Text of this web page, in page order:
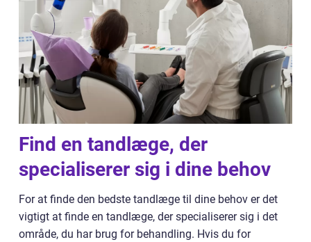
Find en tandlæge, der
specialiserer sig i dine behov
For at finde den bedste tandlæge til dine behov er det
vigtigt at finde en tandlæge, der specialiserer sig i det
område, du har brug for behandling. Hvis du for